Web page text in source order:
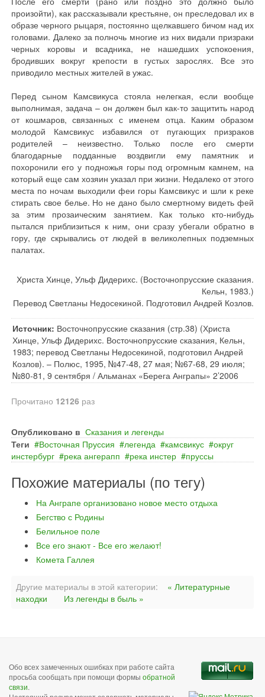
произойти), как рассказывали крестьяне, он преследовал их в
образе черного рыцаря, постоянно щелкавшего бичом над их
головами. Далеко за полночь многие из них видали призраки
черных коровы и всадника, не нашедших успокоения,
бродивших вокруг крепости в густых зарослях. Все это
приводило местных жителей в ужас.
Перед сыном Камсвикуса стояла нелегкая, если вообще
выполнимая, задача – он должен был как-то защитить народ
от кошмаров, связанных с именем отца. Каким образом
молодой Камсвикус избавился от пугающих призраков
родителей – неизвестно. Только после его смерти
благодарные подданные воздвигли ему памятник и
похоронили его у подножья горы под огромным камнем, на
который еще сам хозяин указал при жизни. Недалеко от этого
места по ночам выходили феи горы Камсвикус и шли к реке
стирать свое белье. Но не дано было смертному видеть фей
за этим прозаическим занятием. Как только кто-нибудь
пытался приблизиться к ним, они сразу убегали обратно в
гору, где скрывались от людей в великолепных подземных
палатах.
Христа Хинце, Ульф Дидерихс. (Восточнопрусские сказания.
Кельн, 1983.)
Перевод Светланы Недосекиной. Подготовил Андрей Козлов.
Источник: Восточнопрусские сказания (стр.38) (Христа
Хинце, Ульф Дидерихс. Восточнопрусские сказания, Кельн,
1983; перевод Светланы Недосекиной, подготовил Андрей
Козлов). – Полюс, 1995, №47-48, 27 мая; №67-68, 29 июля;
№80-81, 9 сентября / Альманах «Берега Анграпы» 2’2006
Прочитано 12126 раз
Опубликовано в Сказания и легенды
Теги
Восточная Пруссия легенда камсвикус
округ
инстербург
река ангерапп река инстер пруссы
Похожие материалы (по тегу)
На Анграпе организовано новое место отдыха
Бегство с Родины
Белильное поле
Все его знают - Все его желают!
Комета Галлея
Другие материалы в этой категории:
« Литературные
находки
Из легенды в быль »
Обо всех замеченных ошибках при работе сайта
просьба сообщать при помощи формы обратной
связи.